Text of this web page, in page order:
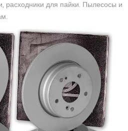
расходники для пайки. Пылесосы и